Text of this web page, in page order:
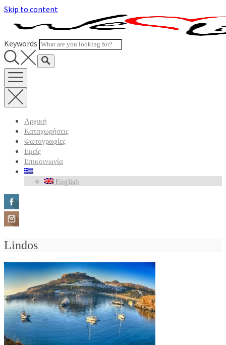
Skip to content
Keywords
Αρχική
Καταχωρήσεις
Φωτογραφίες
Εμείς
Επικοινωνία
English
Lindos